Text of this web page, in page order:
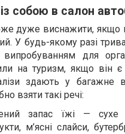
собою в салон
дуже виснажити, якщо
У будь-якому разі
для
на туризм, якщо він
здають у багажне
взяти такі речі:
запас їжі — сухе
м’ясні слайси,